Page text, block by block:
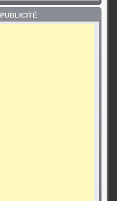
PUBLICITÉ